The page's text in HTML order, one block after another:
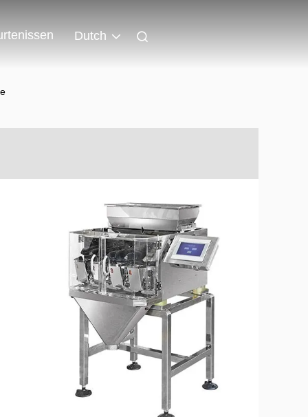
Dutch